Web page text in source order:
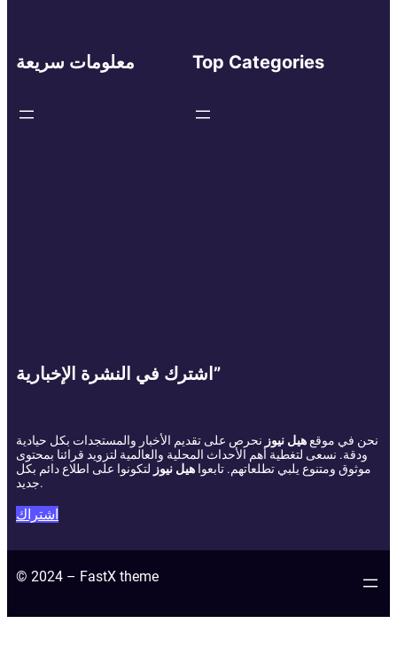
معلومات سريعة Top Categories
اشترك في النشرة الإخبارية”
نحن في موقع هيل نيوز نحرص على تقديم الأخبار والمستجدات بكل حيادية
ودقة. نسعى لتغطية أهم الأحداث المحلية والعالمية لتزويد قرائنا بمحتوى
موثوق ومتنوع يلبي تطلعاتهم. تابعوا هيل نيوز لتكونوا على اطلاع دائم بكل
جديد.
اشتراك
© 2024 – FastX theme